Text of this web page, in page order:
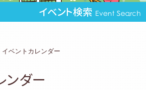
イベント検索 Event Search
イベントカレンダー
ンダー